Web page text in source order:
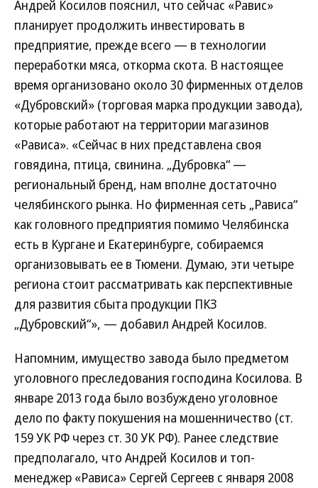
Андрей Косилов пояснил, что сейчас «Равис»
планирует продолжить инвестировать в
предприятие, прежде всего — в технологии
переработки мяса, откорма скота. В настоящее
время организовано около 30 фирменных отделов
«Дубровский» (торговая марка продукции завода),
которые работают на территории магазинов
«Рависа». «Сейчас в них представлена своя
говядина, птица, свинина. „Дубровка“ —
региональный бренд, нам вполне достаточно
челябинского рынка. Но фирменная сеть „Рависа“
как головного предприятия помимо Челябинска
есть в Кургане и Екатеринбурге, собираемся
организовывать ее в Тюмени. Думаю, эти четыре
региона стоит рассматривать как перспективные
для развития сбыта продукции ПКЗ
„Дубровский“», — добавил Андрей Косилов.
Напомним, имущество завода было предметом
уголовного преследования господина Косилова. В
январе 2013 года было возбуждено уголовное
дело по факту покушения на мошенничество (ст.
159 УК РФ через ст. 30 УК РФ). Ранее следствие
предполагало, что Андрей Косилов и топ-
менеджер «Рависа» Сергей Сергеев с января 2008